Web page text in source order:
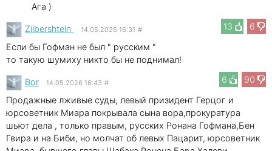
Ага )
13
6
Zilbershtein 14.05.2026 16:31 #
Если бы Гофман не был " русским "
то такую шумиху никто бы не поднимал!
6
90
Bor 14.05.2026 16:43 #
Продажные лживые суды, левый призидент Герцог и
юрсоветник Миара покрывала сына вора,прокуратура
шьют дела , только правым, русских Ронана Гофмана,Бен
Гвира и на Биби, но молчат об левых Пацарит, юрсоветник